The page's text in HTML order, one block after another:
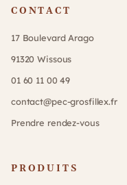
CONTACT
17 Boulevard Arago
91320 Wissous
01 60 11 00 49
contact@pec-grosfillex.fr
Prendre rendez-vous
PRODUITS